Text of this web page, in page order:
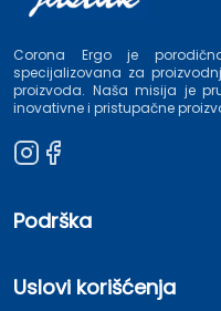
Corona Ergo je
specijalizovana za
proizvoda. Naša misija je
inovativne i pristupačne
Podrška
Uslovi korišćenja